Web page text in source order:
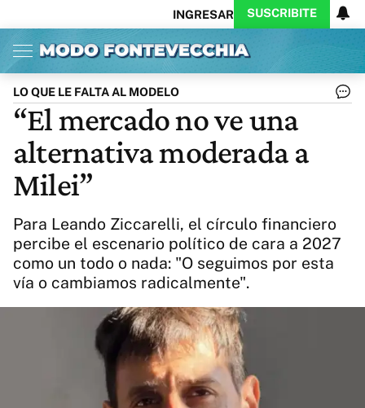
INGRESAR SUSCRIBITE
Inicio Ahora
Opinión
Política
Ciencia
Protagonistas
Cultura
Arte
Educación
Internacional
Deportes
CARAS
Exitoina
Turismo
Videos
Business
Noticias
Caras
Exitoina
Gaming
Vivo
Diario del Juicio
Actualidad
LO QUE LE FALTA AL MODELO
“El mercado no ve una
alternativa moderada a
Milei”
Para Leando Ziccarelli, el círculo financiero
percibe el escenario político de cara a 2027
como un todo o nada: "O seguimos por esta
vía o cambiamos radicalmente".